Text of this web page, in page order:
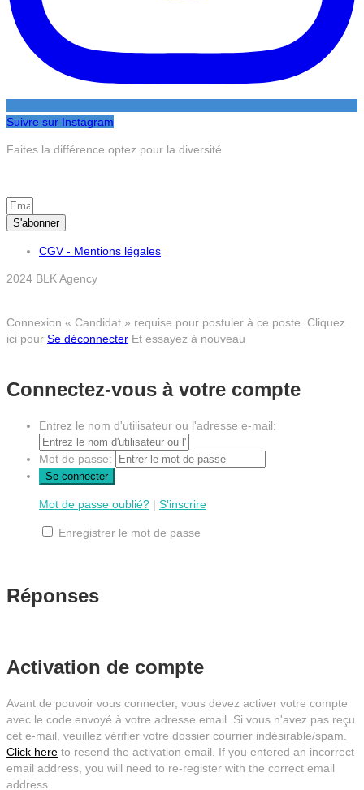
Suivre sur Instagram
Faites la différence optez pour la diversité
S'abonner
CGV - Mentions légales
2024 BLK Agency
Connexion « Candidat » requise pour postuler à ce poste. Cliquez
ici pour Se déconnecter Et essayez à nouveau
Connectez-vous à votre compte
Entrez le nom d'utilisateur ou l'adresse e-mail:
Mot de passe:
Mot de passe oublié? | S'inscrire
Enregistrer le mot de passe
Réponses
Activation de compte
Avant de pouvoir vous connecter, vous devez activer votre compte
avec le code envoyé à votre adresse email. Si vous n'avez pas reçu
cet e-mail, veuillez vérifier votre dossier courrier indésirable/spam.
Click here to resend the activation email. If you entered an incorrect
email address, you will need to re-register with the correct email
address.